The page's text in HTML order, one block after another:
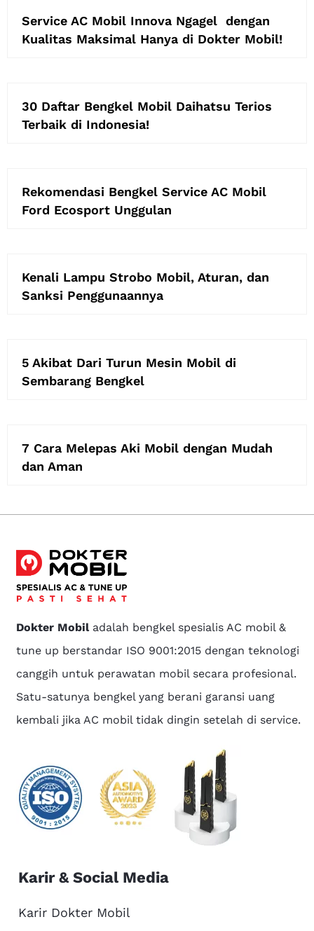
Service AC Mobil Innova Ngagel dengan
Kualitas Maksimal Hanya di Dokter Mobil!
30 Daftar Bengkel Mobil Daihatsu Terios
Terbaik di Indonesia!
Rekomendasi Bengkel Service AC Mobil
Ford Ecosport Unggulan
Kenali Lampu Strobo Mobil, Aturan, dan
Sanksi Penggunaannya
5 Akibat Dari Turun Mesin Mobil di
Sembarang Bengkel
7 Cara Melepas Aki Mobil dengan Mudah
dan Aman
Dokter Mobiladalah bengkel spesialis AC mobil &
tune up berstandar ISO 9001:2015 dengan teknologi
canggih untuk perawatan mobil secara profesional.
Satu-satunya bengkel yang berani garansi uang
kembali jika AC mobil tidak dingin setelah di service.
Karir & Social Media
Karir Dokter Mobil